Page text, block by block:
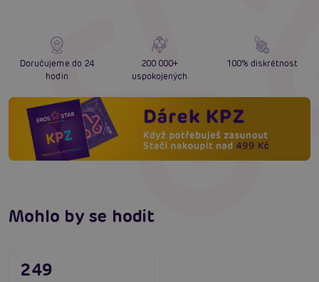
Doručujeme do 24
hodin
200 000+
uspokojených
100% diskrétnost
Mohlo by se hodit
249